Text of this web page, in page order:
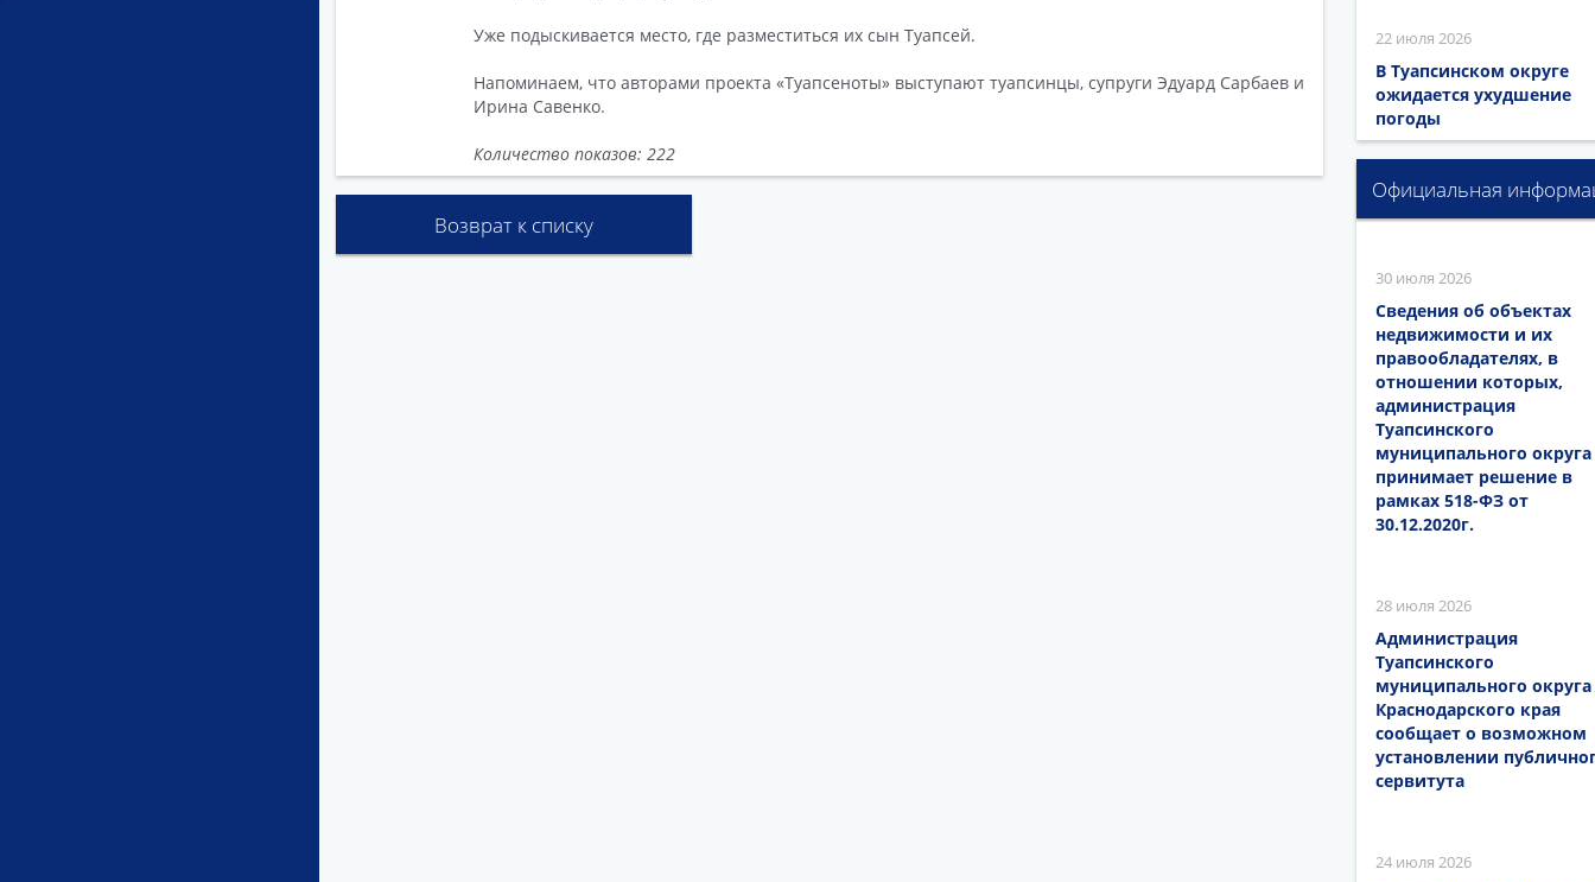
Уже подыскивается место, где разместиться их сын Туапсей.
Напоминаем, что авторами проекта «Туапсеноты» выступают туапсинцы, супруги Эдуард Сарбаев и
Ирина Савенко.
Количество показов: 222
Возврат к списку
22 июля 2026
В Туапсинском округе
ожидается ухудшение
погоды
Официальная
30 июля 2026
Сведения об объектах
недвижимости и их
правообладателях, в
отношении которых,
администрация
Туапсинского
муниципального округа
принимает решение в
рамках 518-ФЗ от
30.12.2020г.
28 июля 2026
Администрация
Туапсинского
муниципального округа
Краснодарского края
сообщает о возможном
установлении
сервитута
24 июля 2026